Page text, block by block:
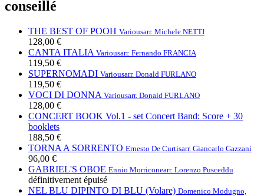
conseillé
THE BEST OF POOH Variousarr. Michele NETTI
128,00 €
CANTA ITALIA Variousarr. Fernando FRANCIA
119,50 €
SUPERNOMADI Variousarr. Donald FURLANO
119,50 €
VOCI DI DONNA Variousarr. Donald FURLANO
128,00 €
CONCERT BOOK Vol.1 - set Concert Band: Score + 30
booklets
188,50 €
TORNA A SORRENTO Ernesto De Curtisarr. Giancarlo Gazzani
96,00 €
GABRIEL'S OBOE Ennio Morriconearr. Lorenzo Pusceddu
définitivement épuisé
NEL BLU DIPINTO DI BLU (Volare) Domenico Modugno,